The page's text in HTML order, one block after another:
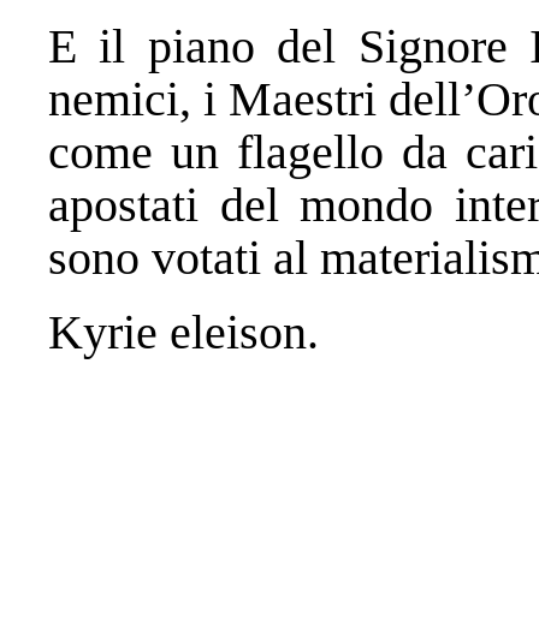
E il piano del Signore
nemici, i Maestri
come un flagello da
apostati del mondo
sono votati al
Kyrie eleison.